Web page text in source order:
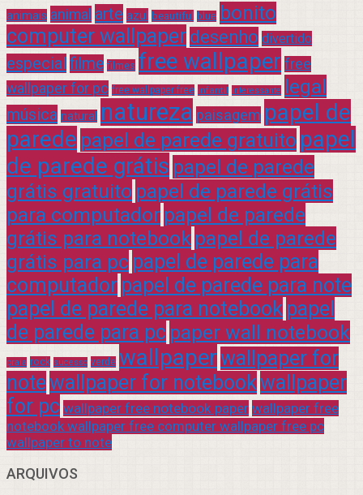
animais animal arte azul beautiful blue bonito
computer wallpaper desenho divertido
especial filme filmes free wallpaper free
wallpaper for pc free wallpaper free infantil interessante legal
música natural natureza paisagem papel de
parede papel de parede gratuito papel
de parede grátis papel de parede
grátis gratuito papel de parede grátis
para computador papel de parede
grátis para notebook papel de parede
grátis para pc papel de parede para
computador papel de parede para note
papel de parede para notebook papel
de parede para pc paper wall notebook
praia rock sucesso verde wallpaperwallpaper for
notewallpaper for notebookwallpaper
for pc wallpaper free notebook paper wallpaper free
notebook wallpaper free computer wallpaper free pc
wallpaper to note
ARQUIVOS